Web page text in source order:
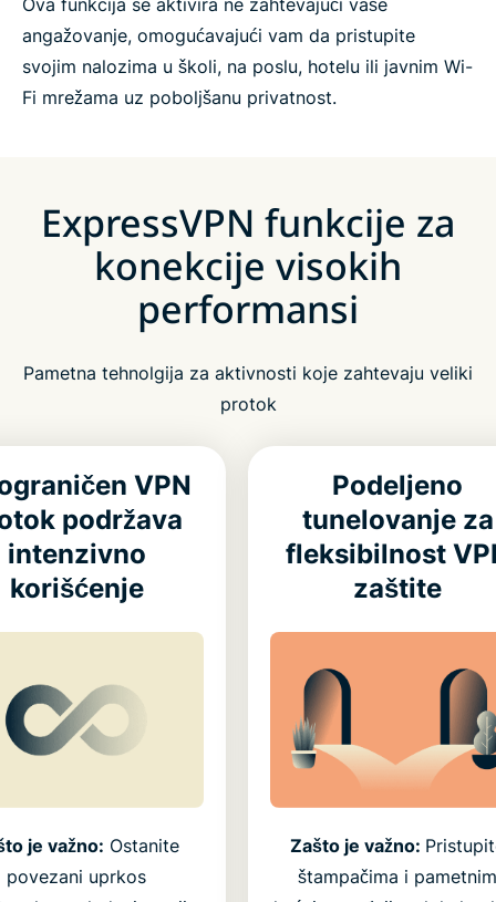
Ova funkcija se aktivira ne zahtevajući vaše
angažovanje, omogućavajući vam da pristupite
svojim nalozima u školi, na poslu, hotelu ili javnim Wi-
Fi mrežama uz poboljšanu privatnost.
ExpressVPN funkcije za
konekcije visokih
performansi
Pametna tehnolgija za aktivnosti koje zahtevaju veliki
protok
VPN
podržava
intenzivno
korišćenje
je važno: Ostanite
povezani uprkos
Podeljeno
tunelovanje za
fleksibilnost
zaštite
Zašto je važno:
štampačima i pametnim